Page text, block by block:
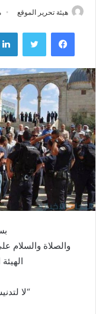
هيئة تحرير الموقع
فيسبوك تويتر
والصلاة والسلام
“لا